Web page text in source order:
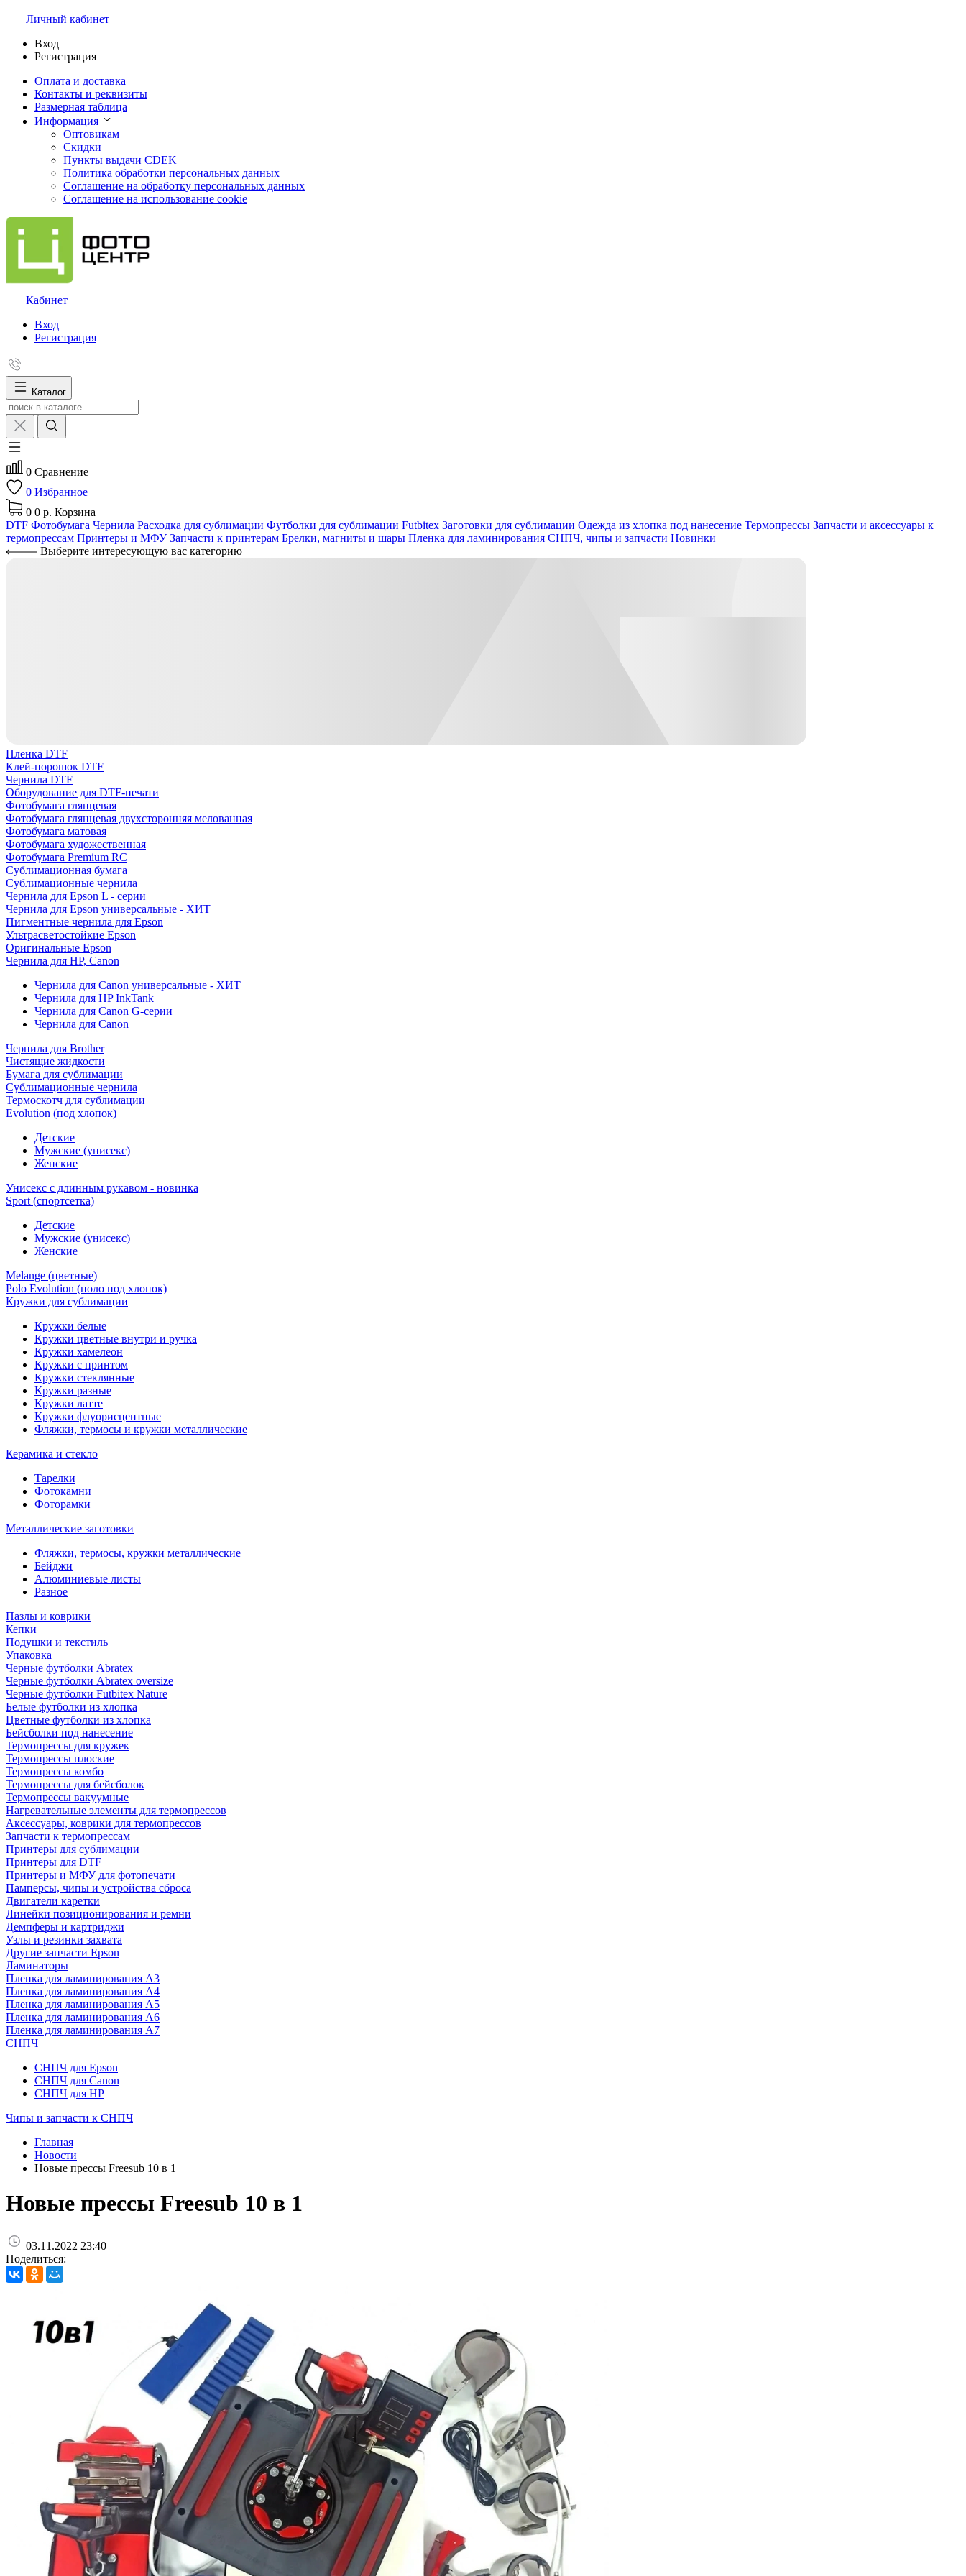
Личный кабинет
Вход
Регистрация
Оплата и доставка
Контакты и реквизиты
Размерная таблица
Информация
Оптовикам
Скидки
Пункты выдачи CDEK
Политика обработки персональных данных
Соглашение на обработку персональных данных
Соглашение на использование cookie
Кабинет
Вход
Регистрация
Каталог
0 Сравнение
0 Избранное
0 0 р. Корзина
DTF Фотобумага Чернила Расходка для сублимации Футболки для сублимации Futbitex Заготовки для сублимации Одежда из хлопка под нанесение Термопрессы Запчасти и аксессуары к
термопрессам Принтеры и МФУЗапчасти к принтерам Брелки, магниты и шары Пленка для ламинирования СНПЧ, чипы и запчасти Новинки
Выберите интересующую вас категорию
Пленка DTF
Клей-порошок DTF
Чернила DTF
Оборудование для DTF-печати
Фотобумага глянцевая
Фотобумага глянцевая двухсторонняя мелованная
Фотобумага матовая
Фотобумага художественная
Фотобумага Premium RC
Сублимационная бумага
Сублимационные чернила
Чернила для Epson L - серии
Чернила для Epson универсальные - ХИТ
Пигментные чернила для Epson
Ультрасветостойкие Epson
Оригинальные Epson
Чернила для HP, Canon
Чернила для Canon универсальные - ХИТ
Чернила для HP InkTank
Чернила для Canon G-серии
Чернила для Canon
Чернила для Brother
Чистящие жидкости
Бумага для сублимации
Сублимационные чернила
Термоскотч для сублимации
Evolution (под хлопок)
Детские
Мужские (унисекс)
Женские
Унисекс с длинным рукавом - новинка
Sport (спортсетка)
Детские
Мужские (унисекс)
Женские
Melange (цветные)
Polo Evolution (поло под хлопок)
Кружки для сублимации
Кружки белые
Кружки цветные внутри и ручка
Кружки хамелеон
Кружки c принтом
Кружки стеклянные
Кружки разные
Кружки латте
Кружки флуорисцентные
Фляжки, термосы и кружки металлические
Керамика и стекло
Тарелки
Фотокамни
Фоторамки
Металлические заготовки
Фляжки, термосы, кружки металлические
Бейджи
Алюминиевые листы
Разное
Пазлы и коврики
Кепки
Подушки и текстиль
Упаковка
Черные футболки Abratex
Черные футболки Abratex oversize
Черные футболки Futbitex Nature
Белые футболки из хлопка
Цветные футболки из хлопка
Бейсболки под нанесение
Термопрессы для кружек
Термопрессы плоские
Термопрессы комбо
Термопрессы для бейсболок
Термопрессы вакуумные
Нагревательные элементы для термопрессов
Аксессуары, коврики для термопрессов
Запчасти к термопрессам
Принтеры для сублимации
Принтеры для DTF
Принтеры и МФУ для фотопечати
Памперсы, чипы и устройства сброса
Двигатели каретки
Линейки позиционирования и ремни
Демпферы и картриджи
Узлы и резинки захвата
Другие запчасти Epson
Ламинаторы
Пленка для ламинирования А3
Пленка для ламинирования А4
Пленка для ламинирования А5
Пленка для ламинирования А6
Пленка для ламинирования А7
СНПЧ
СНПЧ для Epson
СНПЧ для Canon
СНПЧ для HP
Чипы и запчасти к СНПЧ
Главная
Новости
Новые прессы Freesub 10 в 1
Новые прессы Freesub 10 в 1
03.11.2022 23:40
Поделиться: